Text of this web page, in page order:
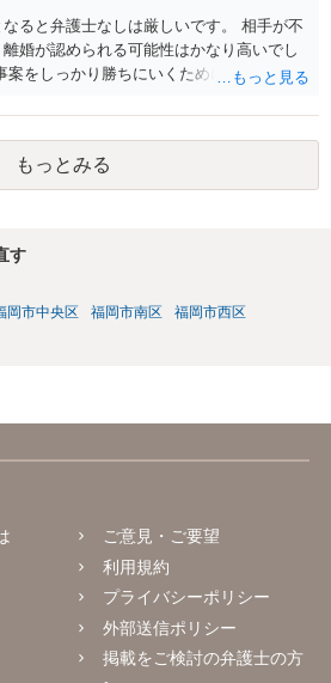
ると弁護士なしは厳しいです。 相手が不
婚が認められる可能性はかなり高いでし
案をしっかり勝ちにいくためにも弁護士委
もっとみる
す
岡市中央区 福岡市南区
福岡市西区
ご意見・ご要望
利用規約
プライバシーポリシー
外部送信ポリシー
掲載をご検討の弁護士の方